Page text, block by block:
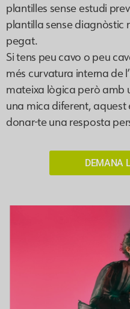
plantilles sense estudi
plantilla sense diagnòstic
pegat.
Si tens peu cavo o peu
més curvatura interna de
mateixa lògica però amb
una mica diferent, aquest
donar-te una resposta
DEMANA